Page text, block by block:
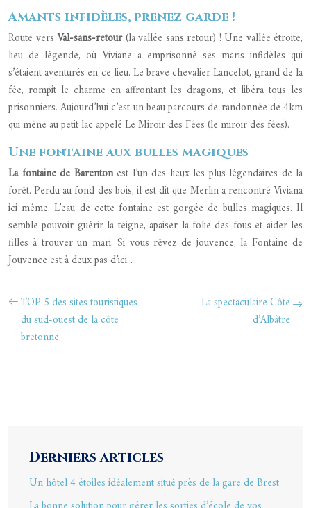
Amants infidèles, prenez garde !
Route versVal-sans-retour(la vallée sans retour) ! Une vallée étroite,
lieu de légende, où Viviane a emprisonné ses maris infidèles qui
s’étaient aventurés en ce lieu. Le brave chevalier Lancelot, grand de la
fée, rompit le charme en affrontant les dragons, et libéra tous les
prisonniers. Aujourd’hui c’est un beau parcours de randonnée de 4km
qui mène au petit lac appelé Le Miroir des Fées (le miroir des fées).
Une fontaine aux bulles magiques
La fontaine de Barentonest l’un des lieux les plus légendaires de la
forêt. Perdu au fond des bois, il est dit que Merlin a rencontré Viviana
ici même. L’eau de cette fontaine est gorgée de bulles magiques. Il
semble pouvoir guérir la teigne, apaiser la folie des fous et aider les
filles à trouver un mari. Si vous rêvez de jouvence, la Fontaine de
Jouvence est à deux pas d’ici…
TOP 5 des sites touristiques
du sud-ouest de la côte
bretonne
La spectaculaire Côte
d’Albâtre
Derniers articles
Un hôtel 4 étoiles idéalement situé près de la gare de Brest